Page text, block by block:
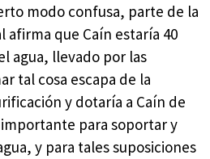
modo confusa, parte de la
que Caín estaría 40
agua, llevado por las
tal cosa escapa de la
y dotaría a Caín de
para soportar y
y para tales suposiciones